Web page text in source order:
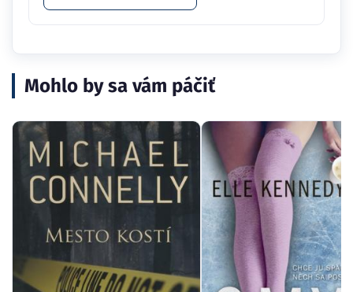
Mohlo by sa vám páčiť